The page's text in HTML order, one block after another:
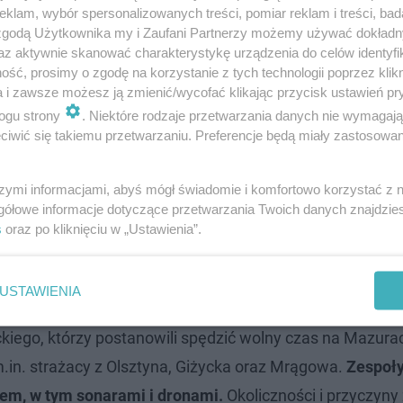
w wieku 18-19 lat pływała rano na rowerze
w momencie, gdy
zdołała o własnych siłach dotrzeć do brzegu
podjęta z wody przez strażaków, natomiast ostatni
doprecyzował, że uczestnicy zdarzenia to tegoroczni
którzy postanowili spędzić wolny czas na
strażacy z Olsztyna, Giżycka oraz Mrągowa.
w tym sonarami i dronami. Okoliczności i
wybór spersonalizowanych treści, pomiar reklam i treści,
Użytkownika my i Zaufani Partnerzy możemy używać
aktywnie skanować charakterystykę urządzenia do celów
prosimy o zgodę na korzystanie z tych technologii poprzez
i zawsze możesz ją zmienić/wycofać klikając przycisk ustawień
strony
. Niektóre rodzaje przetwarzania danych nie
się takiemu przetwarzaniu. Preferencje będą miały
informacjami, abyś mógł świadomie i komfortowo korzystać z
informacje dotyczące przetwarzania Twoich danych
oraz po kliknięciu w „Ustawienia”.
USTAWIENIA